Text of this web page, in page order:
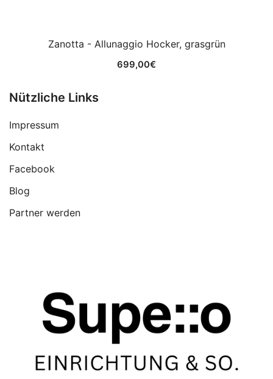
Zanotta - Allunaggio Hocker, grasgrün
699,00€
Nützliche Links
Impressum
Kontakt
Facebook
Blog
Partner werden